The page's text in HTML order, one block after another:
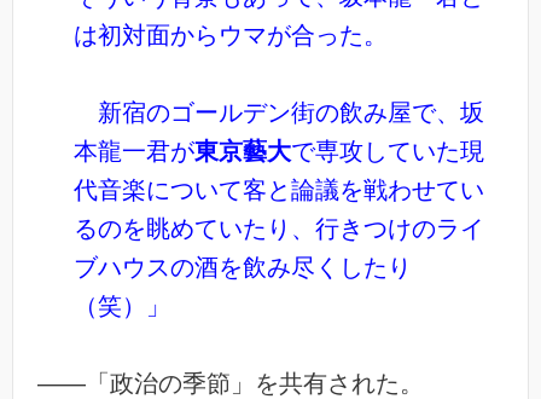
は初対面からウマが合った。
新宿のゴールデン街の飲み屋で、坂
本龍一君が東京藝大で専攻していた現
代音楽について客と論議を戦わせてい
るのを眺めていたり、行きつけのライ
ブハウスの酒を飲み尽くしたり
（笑）」
――「政治の季節」を共有された。